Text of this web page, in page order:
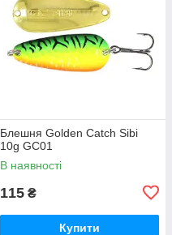
Блешня Golden Catch Sibi
10g GC01
В наявності
115 ₴
Купити